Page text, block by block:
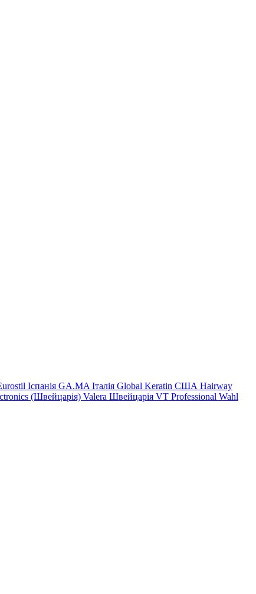
Іспанія GA.MA Італія Global Keratin США Hairway
(Швейцарія) Valera Швейцарія VT Professional Wahl